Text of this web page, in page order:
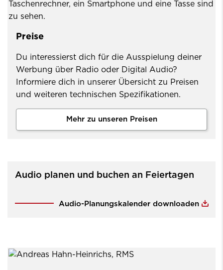
Preise
Du interessierst dich für die Ausspielung deiner
Werbung über Radio oder Digital Audio?
Informiere dich in unserer Übersicht zu Preisen
und weiteren technischen Spezifikationen.
Mehr zu unseren Preisen
Audio planen und buchen an Feiertagen
Audio-Planungskalender downloaden